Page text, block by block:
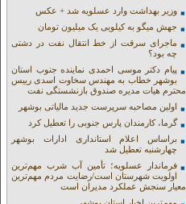
وزیر بهداشت وارد عسلویه شد + عکس
جهش میگو به کیلویی یک میلیون تومان
ماجرای سرقت از خط انتقال نفت در دشتی
چه بود؟
پیام دکتر موسی احمدی نماینده جنوب استان
بوشهر خطاب به مهندس سخاوت اسدی رییس
محترم هیات مدیره صندوق بازنشستگی نفت
اولین مصاحبه سرپرست جدید مالیاتی بوشهر
گرما، کارمندان پارس جنوبی را تعطیل کرد
براساس اعلام استانداری ادارات بوشهر
چهارشنبه تعطیل شد
فرماندار عسلویه؛ تأمین آب شرب مهم‌ترین
اولویت شهرستان است/رضایت مردم مهم‌ترین
معیار سنجش عملکرد مدیران است